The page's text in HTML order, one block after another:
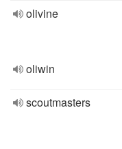
olivine
oliwin
scoutmasters